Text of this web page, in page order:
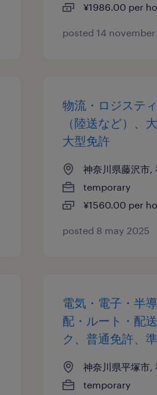
¥1986.00 per
posted 14
物流・ロジステ
（陸送など）、
大型免許
神奈川県藤沢市,
temporary
¥1560.00 per
posted 8 may 2025
電気・電子・半
配・ルート・配
ク、普通免許、
神奈川県平塚市,
temporary